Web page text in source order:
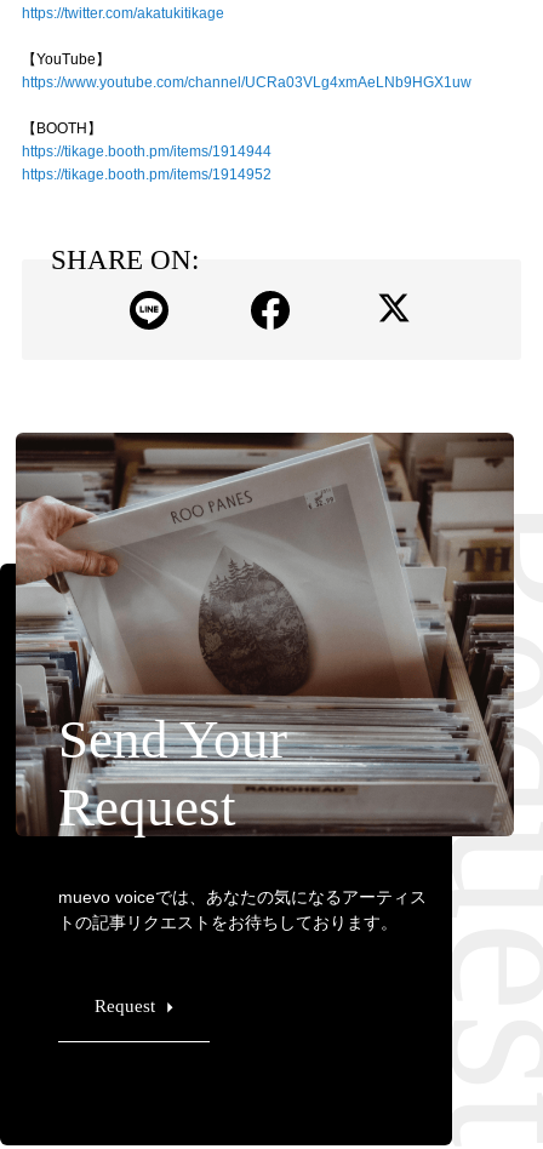
https://twitter.com/akatukitikage
【YouTube】
https://www.youtube.com/channel/UCRa03VLg4xmAeLNb9HGX1uw
【BOOTH】
https://tikage.booth.pm/items/1914944
https://tikage.booth.pm/items/1914952
SHARE ON:
Send Your
Request
muevo voiceでは、あなたの気になるアーティス
トの記事リクエストをお待ちしております。
Request